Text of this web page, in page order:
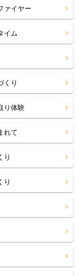
ァイヤー
イム
くり
り体験
れて
り
り